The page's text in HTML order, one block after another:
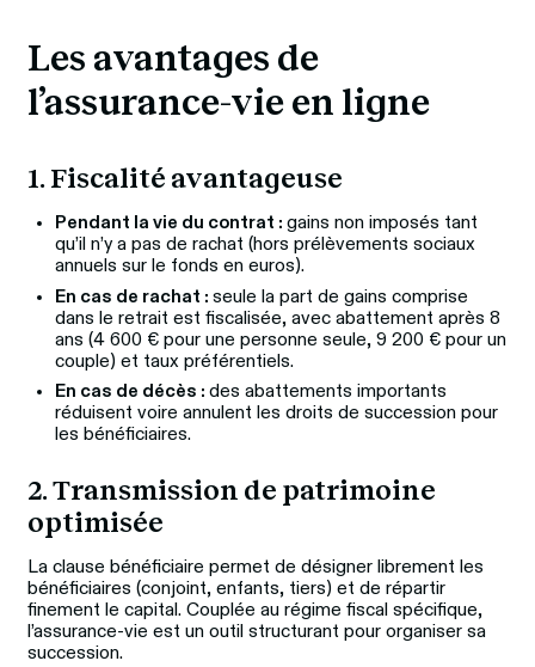
Les avantages de
l’assurance-vie en ligne
1. Fiscalité avantageuse
Pendant la vie du contrat :gains non imposés tant
qu’il n’y a pas de rachat (hors prélèvements sociaux
annuels sur le fonds en euros).
En cas de rachat :seule la part de gains comprise
dans le retrait est fiscalisée, avec abattement après 8
ans (4 600 € pour une personne seule, 9 200 € pour un
couple) et taux préférentiels.
En cas de décès :des abattements importants
réduisent voire annulent les droits de succession pour
les bénéficiaires.
2. Transmission de patrimoine
optimisée
La clause bénéficiaire permet de désigner librement les
bénéficiaires (conjoint, enfants, tiers) et de répartir
finement le capital. Couplée au régime fiscal spécifique,
l’assurance‑vie est un outil structurant pour organiser sa
succession.